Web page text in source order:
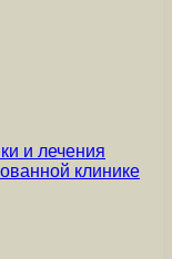
и лечения
клинике